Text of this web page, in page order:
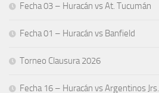
Fecha 03 – Huracán vs At. Tucumán
Fecha 01 – Huracán vs Banfield
Torneo Clausura 2026
Fecha 16 – Huracán vs Argentinos Jrs.